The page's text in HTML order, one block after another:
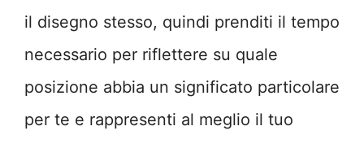
il disegno stesso, quindi prenditi il tempo
necessario per riflettere su quale
posizione abbia un significato particolare
per te e rappresenti al meglio il tuo